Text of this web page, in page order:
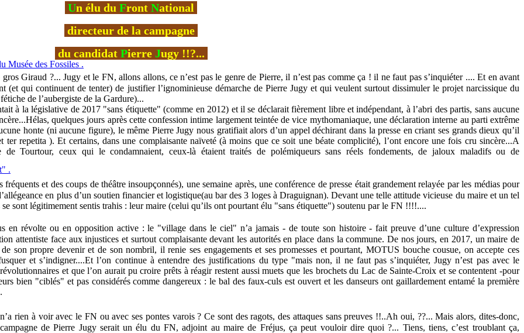
Musée des Fossiles .
.
Un élu du Front National
directeur de la campagne
du candidat Pierre Jugy !!?...
Giraud ?... Jugy et le FN, allons allons, ce n’est pas le genre de Pierre, il n’est pas comme ça ! il ne faut pas s’inquiéter .... Et en avant
(et qui continuent de tenter) de justifier l’ignominieuse démarche de Pierre Jugy et qui veulent surtout dissimuler le projet narcissique du
de l’aubergiste de la Gardure)...
à la législative de 2017 "sans étiquette" (comme en 2012) et il se déclarait fièrement libre et indépendant, à l’abri des partis, sans aucune
quelques jours après cette confession intime largement teintée de vice mythomaniaque, une déclaration interne au parti extrême
honte (ni aucune figure), le même Pierre Jugy nous gratifiait alors d’un appel déchirant dans la presse en criant ses grands dieux qu’il
repetita ). Et certains, dans une complaisante naïveté (à moins que ce soit une béate complicité), l’ont encore une fois cru sincère...A
Tourtour, ceux qui le condamnaient, ceux-là étaient traités de polémiqueurs sans réels fondements, de jaloux maladifs ou de
et des coups de théâtre insoupçonnés), une semaine après, une conférence de presse était grandement relayée par les médias pour
en plus d’un soutien financier et logistique(au bar des 3 loges à Draguignan). Devant une telle attitude vicieuse du maire et un tel
sont légitimement sentis trahis : leur maire (celui qu’ils ont pourtant élu "sans étiquette") soutenu par le FN !!!!....
en révolte ou en opposition active : le "village dans le ciel" n’a jamais - de toute son histoire - fait preuve d’une culture d’expression
attentiste face aux injustices et surtout complaisante devant les autorités en place dans la commune. De nos jours, en 2017, un maire de
son propre devenir et de son nombril, il renie ses engagements et ses promesses et pourtant, MOTUS bouche cousue, on accepte ces
et s’indigner....Et l’on continue à entendre des justifications du type "mais non, il ne faut pas s’inquiéter, Jugy n’est pas avec le
et que l’on aurait pu croire prêts à réagir restent aussi muets que les brochets du Lac de Sainte-Croix et se contentent -pour
bien "ciblés" et pas considérés comme dangereux : le bal des faux-culs est ouvert et les danseurs ont gaillardement entamé la première
rien à voir avec le FN ou avec ses pontes varois ? Ce sont des ragots, des attaques sans preuves !!..Ah oui, ??... Mais alors, dites-donc,
de Pierre Jugy serait un élu du FN, adjoint au maire de Fréjus, ça peut vouloir dire quoi ?... Tiens, tiens, c’est troublant ça,